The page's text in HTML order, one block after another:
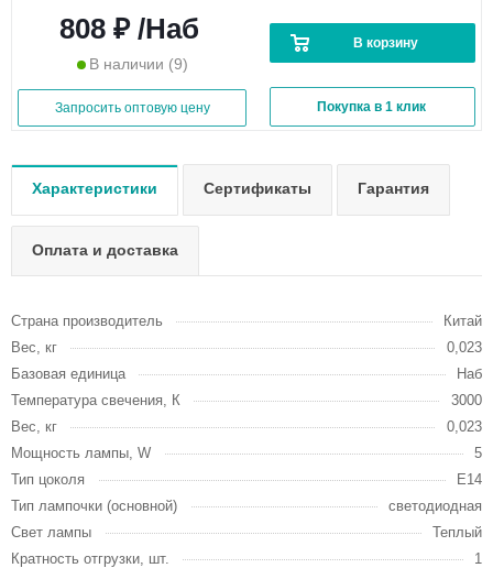
808 ₽ /Наб
В наличии (9)
Запросить оптовую цену
В корзину
Покупка в 1 клик
Характеристики Сертификаты Гарантия
Оплата и доставка
Страна производитель
Китай
Вес, кг
0,023
Базовая единица
Наб
Температура свечения, К
3000
Вес, кг
0,023
Мощность лампы, W
5
Тип цоколя
E14
Тип лампочки (основной)
светодиодная
Свет лампы
Теплый
Кратность отгрузки, шт.
1